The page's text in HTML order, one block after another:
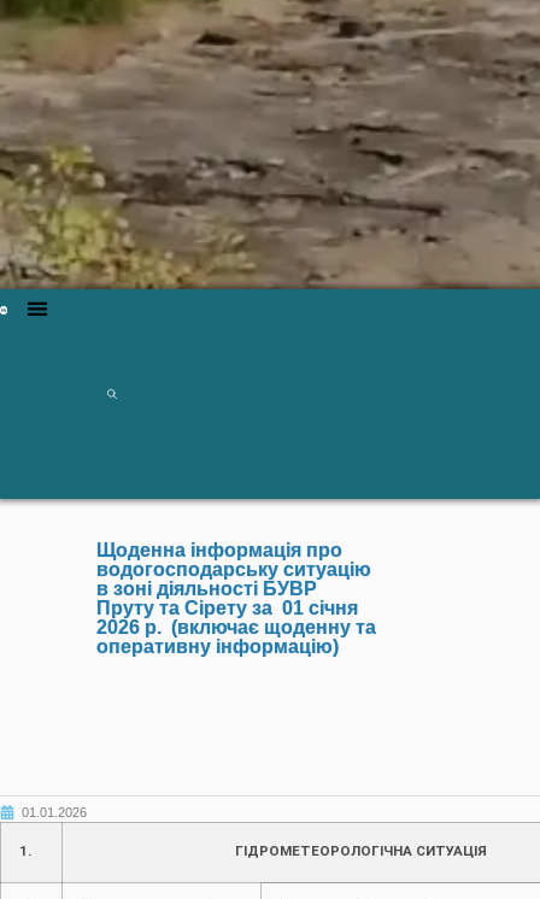
Щоденна інформація про
водогосподарську ситуацію
в зоні діяльності БУВР
Пруту та Сірету за 01 січня
2026 р. (включає щоденну та
оперативну інформацію)
01.01.2026
1. ГІДРОМЕТЕОРОЛОГІЧНА СИТУАЦІЯ